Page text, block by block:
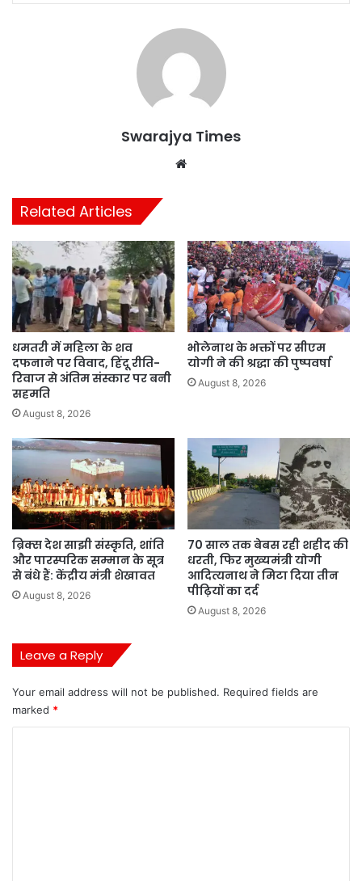
Swarajya Times
Related Articles
धमतरी में महिला के शव
दफनाने पर विवाद, हिंदू रीति-
रिवाज से अंतिम संस्कार पर बनी
सहमति
August 8, 2026
भोलेनाथ के भक्तों पर सीएम
योगी ने की श्रद्धा की पुष्पवर्षा
August 8, 2026
ब्रिक्स देश साझी संस्कृति, शांति
और पारस्परिक सम्मान के सूत्र
से बंधे हैं: केंद्रीय मंत्री शेखावत
August 8, 2026
70 साल तक बेबस रही शहीद की
धरती, फिर मुख्यमंत्री योगी
आदित्यनाथ ने मिटा दिया तीन
पीढ़ियों का दर्द
August 8, 2026
Leave a Reply
Your email address will not be published. Required fields are
marked *